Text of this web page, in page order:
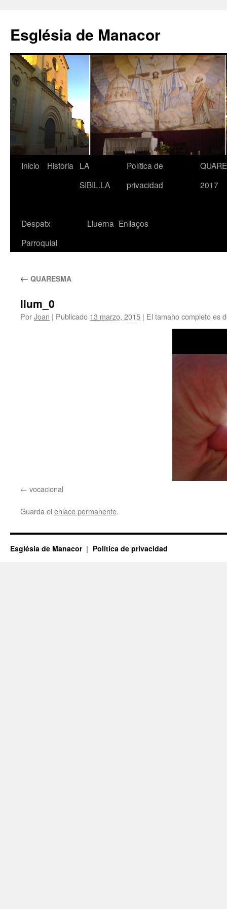
contenido
Església de Manacor
Inicio Història
LA
SIBIL.LA
Política de
privacidad
2017
Despatx
Parroquial
Lluerna Enllaços
← QUARESMA
llum_0
PorJoan | Publicado 13 marzo, 2015 | El tamaño completo es
vocacional
Guarda el enlace permanente.
Església de Manacor Política de privacidad